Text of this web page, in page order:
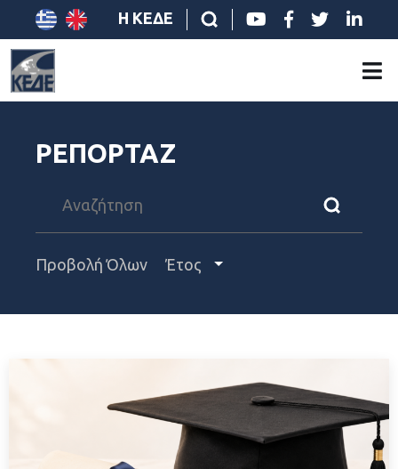
Η ΚΕΔΕ
ΡΕΠΟΡΤΑΖ
Προβολή Όλων Έτος